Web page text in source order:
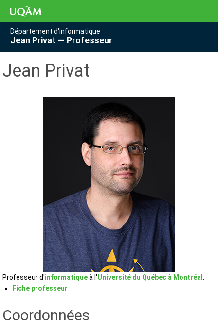
Département d'informatique
Jean Privat — Professeur
Jean Privat
Professeur d'informatiqueà l'Université du Québec à Montréal
Fiche professeur
Coordonnées